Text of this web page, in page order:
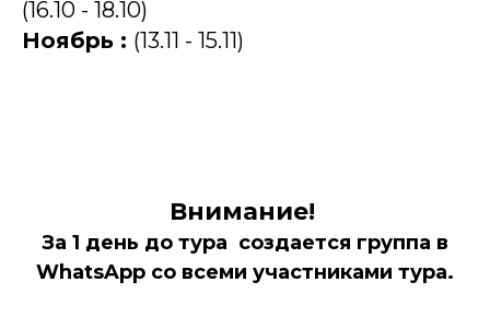
(16.10 - 18.10)
Ноябрь : (13.11 - 15.11)
Внимание!
За 1 день до тура создается группа в
WhatsApp со всеми участниками тура.